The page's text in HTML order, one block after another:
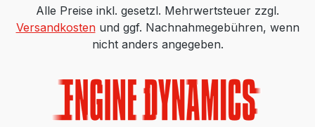
Alle Preise inkl. gesetzl. Mehrwertsteuer zzgl.
Versandkostenund ggf. Nachnahmegebühren, wenn
nicht anders angegeben.